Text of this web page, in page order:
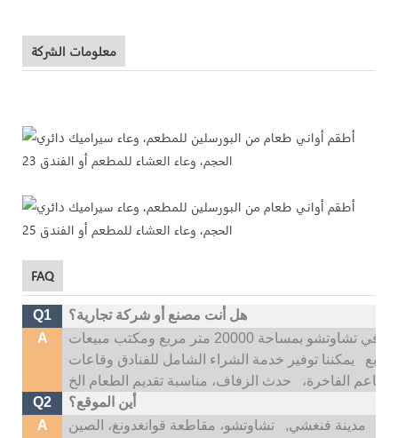
معلومات الشركة
FAQ
Q1
هل أنت مصنع أو شركة تجارية؟
A
نحن شركة تصنيع أدوات المائدة الخزفية. يقع مصنعنا في تشاوتشو بمساحة 20000 متر مربع ومكتب مبيعات
يمكننا توفير خدمة الشراء الشامل للفنادق وقاعات
الفاخرة،
Q2
أين الموقع؟
A
مدينة فنغشي,